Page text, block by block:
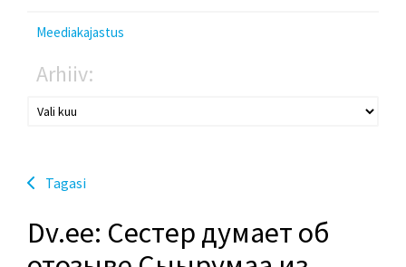
Meediakajastus
Arhiiv:
Tagasi
Dv.ee: Сестер думает об